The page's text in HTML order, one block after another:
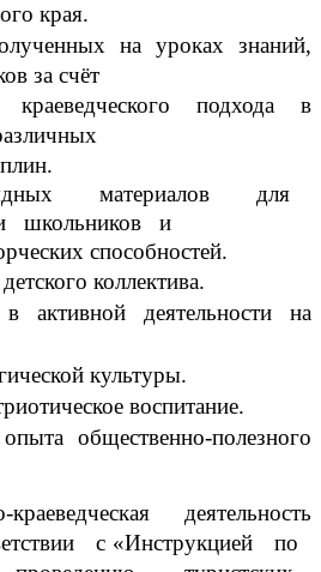
края.
на уроках знаний,
за счёт
краеведческого подхода в
материалов для
школьников и
способностей.
коллектива.
активной деятельности на
культуры.
воспитание.
общественно-полезного
деятельность
с «Инструкцией по